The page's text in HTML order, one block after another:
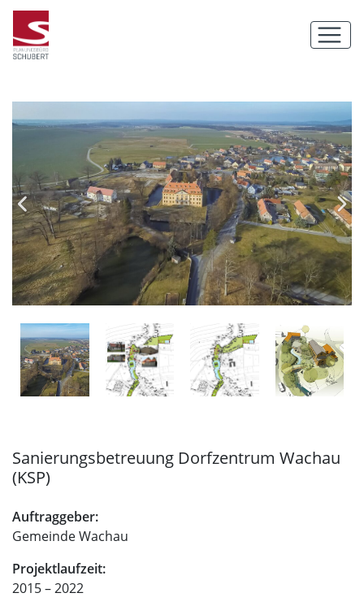
Sanierungsbetreuung Dorfzentrum Wachau
(KSP)
Auftraggeber:
Gemeinde Wachau
Projektlaufzeit:
2015 – 2022